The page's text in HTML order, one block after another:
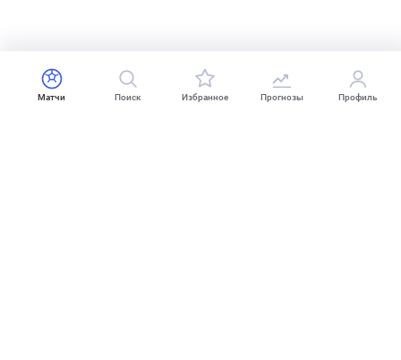
Матчи Поиск Избранное Прогнозы Профиль